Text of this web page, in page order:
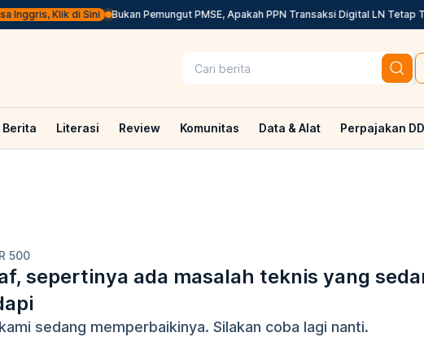
Inggris, Klik di Sini Bukan Pemungut PMSE, Apakah PPN Transaksi Digital LN Tetap
Berita Literasi Review Komunitas Data & Alat Perpajakan
500
sepertinya ada masalah teknis yang
sedang memperbaikinya. Silakan coba lagi nanti.